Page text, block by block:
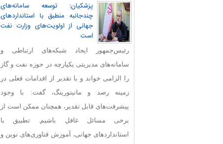
پزشکیان: توسعه سامانه‌های
چندجانبه منطبق با استانداردهای
جهانی از اولویت‌های وزارت نفت
است
رئیس‌جمهور ایجاد شبکه‌های ارتباطی و
سامانه‌های مدیریتی یکپارچه در حوزه نفت و گاز
را الزامی خواند و با تقدیر از اقدامات فعلی در
زمینه رصد و مانیتورینگ، گفت: با وجود
پیشرفت‌های قابل‌ تقدیر، همچنان ممکن است از
برخی مسائل غافل باشیم. تطبیق با
استانداردهای جهانی، آموزش فناوری‌های نوین و